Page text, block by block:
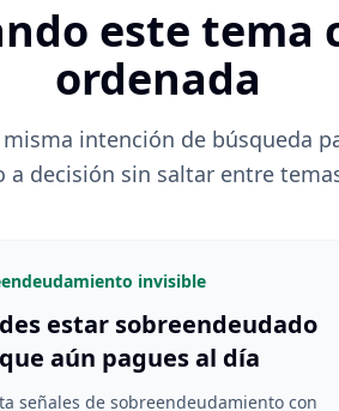
este tema
ordenada
intención de búsqueda
a decisión sin saltar entre
invisible
estar sobreendeudado
aún pagues al día
señales de sobreendeudamiento con